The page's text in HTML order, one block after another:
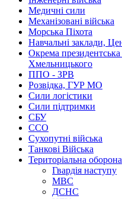
Медичні сили
Механізовані війська
Морська Піхота
Навчальні заклади,
Окрема президентська
Хмельницького
ППО - ЗРВ
Розвідка, ГУР МО
Сили логістики
Сили підтримки
СБУ
ССО
Сухопутні війська
Танкові Війська
Територіальна оборона
Гвардія наступу
МВС
ДСНС